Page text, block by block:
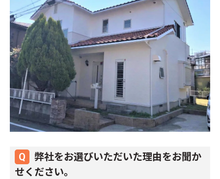
弊社をお選びいただいた理由をお聞か
せください。